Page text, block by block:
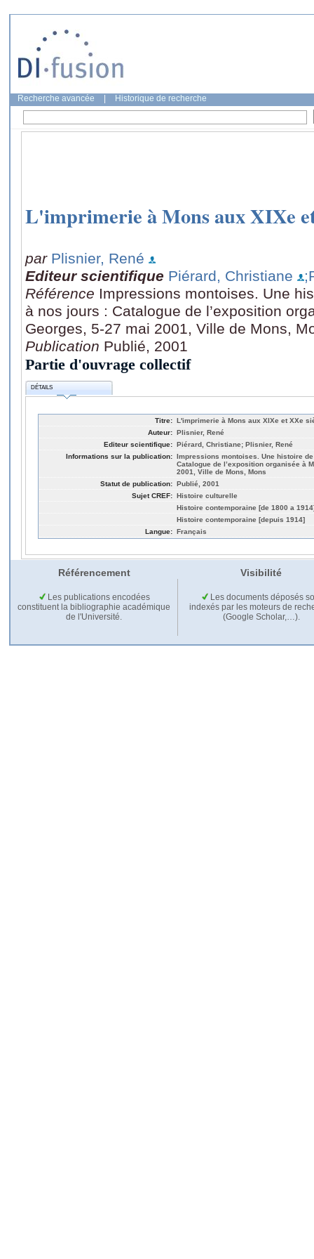
Recherche avancée Historique de recherche
L'imprimerie à Mons aux XIXe
par Plisnier, René
Editeur scientifique Piérard, Christiane
Référence Impressions montoises. Une
à nos jours : Catalogue de l’exposition
Georges, 5-27 mai 2001, Ville de Mons,
Publication Publié, 2001
Partie d'ouvrage collectif
DÉTAILS
Titre: L'imprimerie à Mons aux XIXe et XXe
Auteur: Plisnier, René
Editeur scientifique: Piérard, Christiane; Plisnier, René
Informations sur la publication: Impressions montoises. Une histoire
Catalogue de l’exposition organisée à
2001, Ville de Mons, Mons
Statut de publication: Publié, 2001
Sujet CREF: Histoire culturelle
Histoire contemporaine [de 1800 a
Histoire contemporaine [depuis 1914]
Langue: Français
Référencement Visibilité
Les publications encodées
constituent la bibliographie académique
de l'Université.
Les documents déposés
indexés par les moteurs de
(Google Scholar,…).